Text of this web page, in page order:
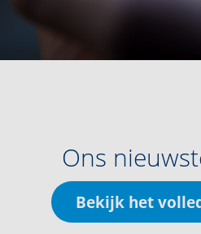
Ons
Bekijk het